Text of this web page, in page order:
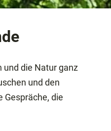
und die Natur ganz
und den
Gespräche, die